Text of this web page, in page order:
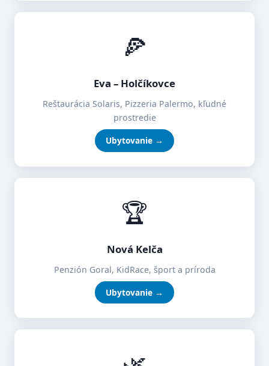
🍕
Eva – Holčíkovce
Reštaurácia Solaris, Pizzeria Palermo, kľudné
prostredie
Ubytovanie →
🏆
Nová Kelča
Penzión Goral, KidRace, šport a príroda
Ubytovanie →